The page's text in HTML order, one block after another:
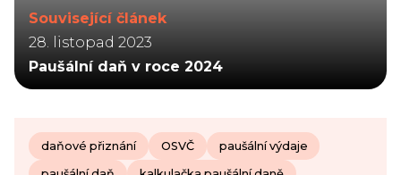
Související článek
28. listopad 2023
Paušální daň v roce 2024
daňové přiznání OSVČ paušální výdaje